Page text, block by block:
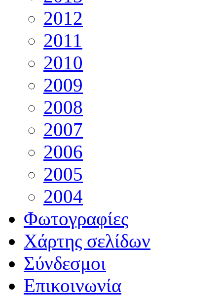
2012
2011
2010
2009
2008
2007
2006
2005
2004
Φωτογραφίες
Χάρτης σελίδων
Σύνδεσμοι
Επικοινωνία